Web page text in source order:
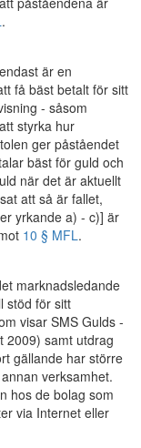
.
är en
få bäst betalt för sitt
- såsom
styrka hur
ger påståendet
bäst för guld och
när det är aktuellt
att så är fallet,
yrkande a) - c)] är
10 § MFL.
marknadsledande
stöd för sitt
visar SMS Gulds -
2009) samt utdrag
gällande har större
verksamhet.
hos de bolag som
via Internet eller